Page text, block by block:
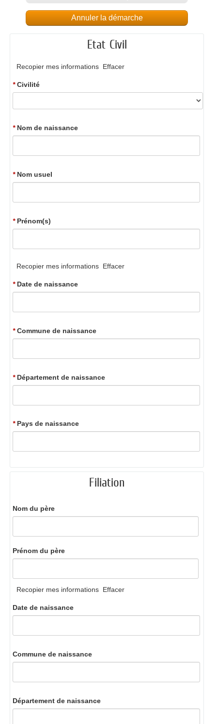
Annuler la démarche
Etat Civil
Recopier mes informations Effacer
*Civilité
*Nom de naissance
*Nom usuel
*Prénom(s)
Recopier mes informations Effacer
*Date de naissance
*Commune de naissance
*Département de naissance
*Pays de naissance
Filiation
Nom du père
Prénom du père
Recopier mes informations Effacer
Date de naissance
Commune de naissance
Département de naissance